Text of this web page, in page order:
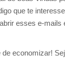
que te
esses e-mails
economizar!